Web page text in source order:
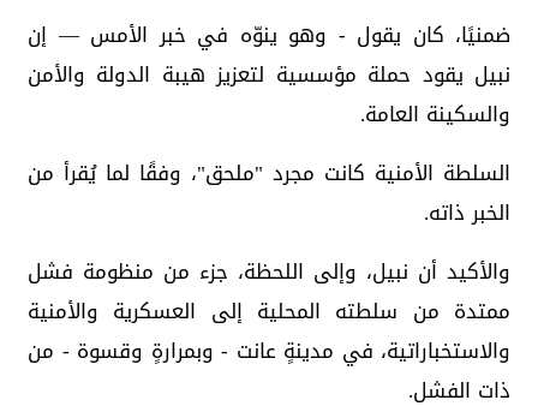
ضمنيًا، كان يقول - وهو ينوّه في خبر الأمس — إن
نبيل يقود حملة مؤسسية لتعزيز هيبة الدولة والأمن
والسكينة العامة.
السلطة الأمنية كانت مجرد "ملحق"، وفقًا لما يُقرأ من
الخبر ذاته.
والأكيد أن نبيل، وإلى اللحظة، جزء من منظومة فشل
ممتدة من سلطته المحلية إلى العسكرية والأمنية
والاستخباراتية، في مدينةٍ عانت - وبمرارةٍ وقسوة - من
ذات الفشل.